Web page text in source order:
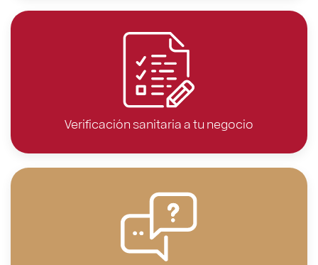
Verificación sanitaria a tu negocio